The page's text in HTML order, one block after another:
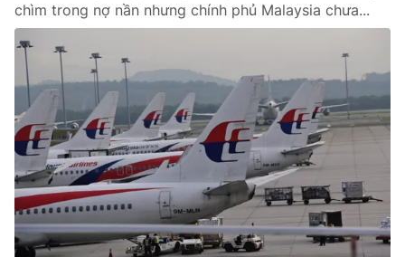
chìm trong nợ nần nhưng chính phủ Malaysia chưa...